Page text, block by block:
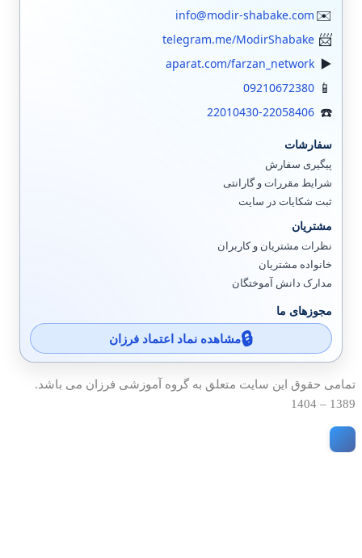
info@modir-shabake.com
telegram.me/ModirShabake
aparat.com/farzan_network
09210672380
22010430-22058406
سفارشات
پیگیری سفارش
شرایط مقررات و گارانتی
ثبت شکایات در سایت
مشتریان
نظرات مشتریان و کاربران
خانواده مشتریان
مدارک دانش آموختگان
مجوزهای ما
مشاهده نماد اعتماد فرزان
تمامی حقوق این سایت متعلق به گروه آموزشی فرزان می باشد.
1389 – 1404